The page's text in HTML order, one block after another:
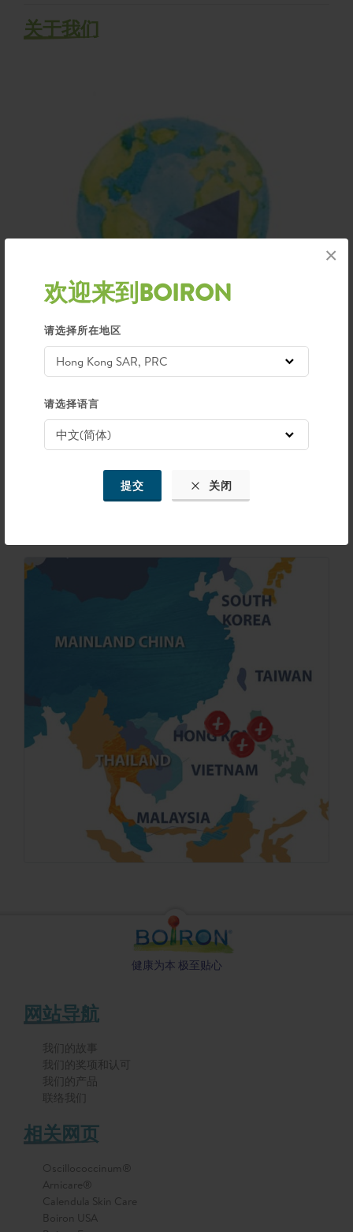
×
欢迎来到BOIRON
请选择所在地区
请选择语言
提交 关闭
关于我们
50多个国家
上立足
健康为本 极至贴心
网站导航
我们的故事
我们的奖项和认可
我们的产品
联络我们
相关网页
Oscillococcinum®
Arnicare®
Calendula Skin Care
Boiron USA